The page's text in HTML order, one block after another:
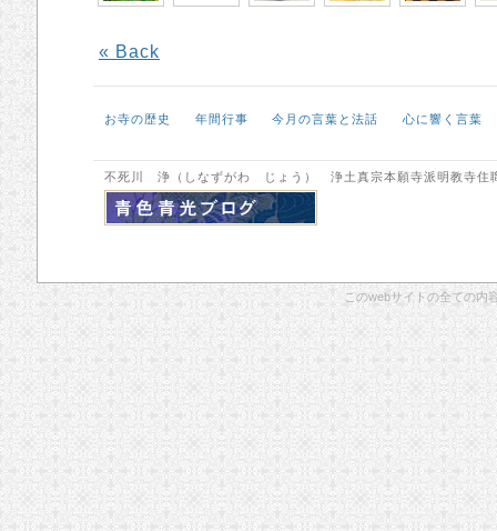
« Back
お寺の歴史 年間行事 今月の言葉と法話 心に響く言葉
不死川 浄（しなずがわ じょう） 浄土真宗本願寺派明教寺住
このwebサイトの全ての内